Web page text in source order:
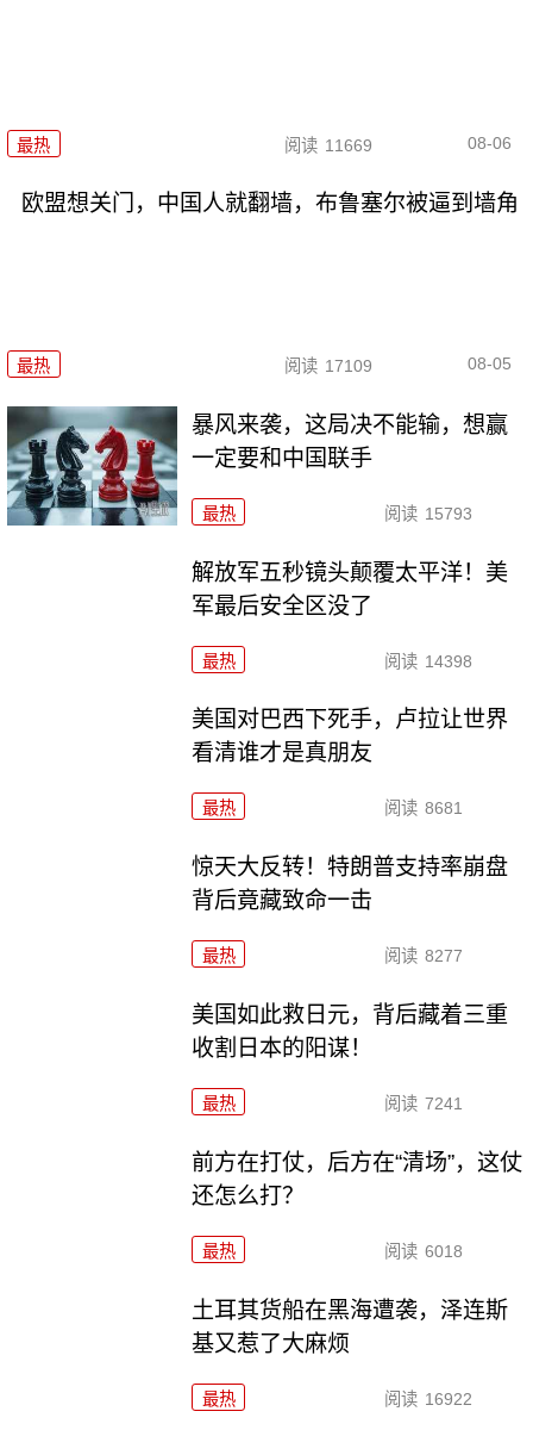
最热 阅读 11669 08-06
欧盟想关门，中国人就翻墙，布鲁塞尔被逼到墙角
最热 阅读 17109 08-05
暴风来袭，这局决不能输，想赢
一定要和中国联手
最热 阅读 15793
解放军五秒镜头颠覆太平洋！美
军最后安全区没了
最热 阅读 14398
美国对巴西下死手，卢拉让世界
看清谁才是真朋友
最热 阅读 8681
惊天大反转！特朗普支持率崩盘
背后竟藏致命一击
最热 阅读 8277
美国如此救日元，背后藏着三重
收割日本的阳谋！
最热 阅读 7241
前方在打仗，后方在“清场”，这仗
还怎么打？
最热 阅读 6018
土耳其货船在黑海遭袭，泽连斯
基又惹了大麻烦
最热 阅读 16922